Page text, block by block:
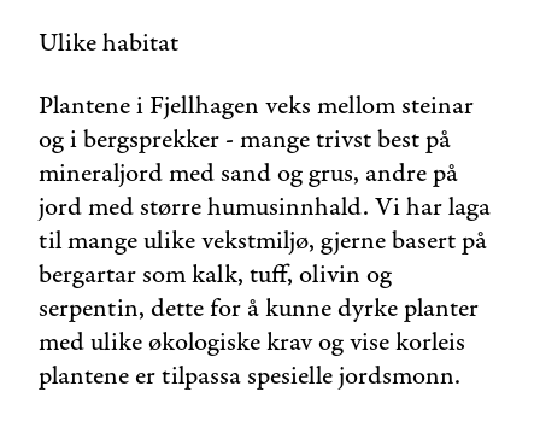
Ulike habitat
Plantene i Fjellhagen veks mellom steinar
og i bergsprekker - mange trivst best på
mineraljord med sand og grus, andre på
jord med større humusinnhald. Vi har laga
til mange ulike vekstmiljø, gjerne basert på
bergartar som kalk, tuff, olivin og
serpentin, dette for å kunne dyrke planter
med ulike økologiske krav og vise korleis
plantene er tilpassa spesielle jordsmonn.